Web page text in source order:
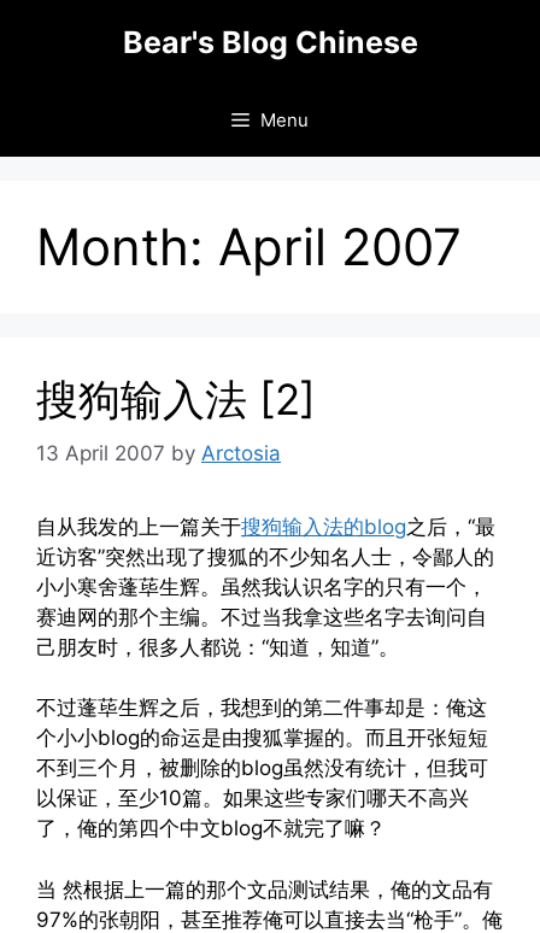
Bear's Blog Chinese
Menu
Month: April 2007
搜狗输入法 [2]
13 April 2007 by Arctosia
自从我发的上一篇关于搜狗输入法的blog之后，“最
近访客”突然出现了搜狐的不少知名人士，令鄙人的
小小寒舍蓬荜生辉。虽然我认识名字的只有一个，
赛迪网的那个主编。不过当我拿这些名字去询问自
己朋友时，很多人都说：“知道，知道”。
不过蓬荜生辉之后，我想到的第二件事却是：俺这
个小小blog的命运是由搜狐掌握的。而且开张短短
不到三个月，被删除的blog虽然没有统计，但我可
以保证，至少10篇。如果这些专家们哪天不高兴
了，俺的第四个中文blog不就完了嘛？
当 然根据上一篇的那个文品测试结果，俺的文品有
97%的张朝阳，甚至推荐俺可以直接去当“枪手”。俺